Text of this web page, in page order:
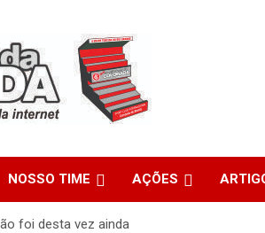
Colorada
NOSSO TIME AÇÕES
foi desta vez ainda